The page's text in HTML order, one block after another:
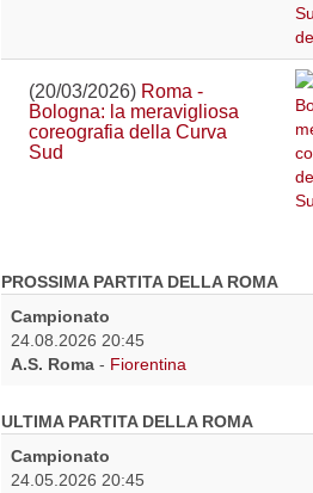
(20/03/2026) Roma -
Bologna: la meravigliosa
coreografia della Curva
Sud
PROSSIMA PARTITA DELLA ROMA
Campionato
24.08.2026 20:45
A.S. Roma - Fiorentina
ULTIMA PARTITA DELLA ROMA
Campionato
24.05.2026 20:45